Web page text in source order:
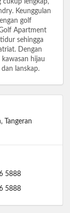
Keunggulan
golf
Apartment
sehingga
Dengan
hijau
lanskap.
Tangeran
5888
5888